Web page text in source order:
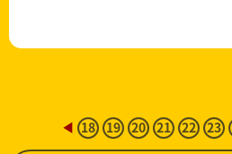
◀ 18 19 20 21 22 23